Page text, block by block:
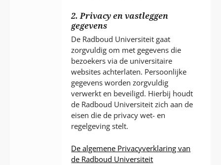
2. Privacy en vastleggen
gegevens
De Radboud Universiteit gaat
zorgvuldig om met gegevens die
bezoekers via de universitaire
websites achterlaten. Persoonlijke
gegevens worden zorgvuldig
verwerkt en beveiligd. Hierbij houdt
de Radboud Universiteit zich aan de
eisen die de privacy wet- en
regelgeving stelt.
De algemene Privacyverklaring van
de Radboud Universiteit